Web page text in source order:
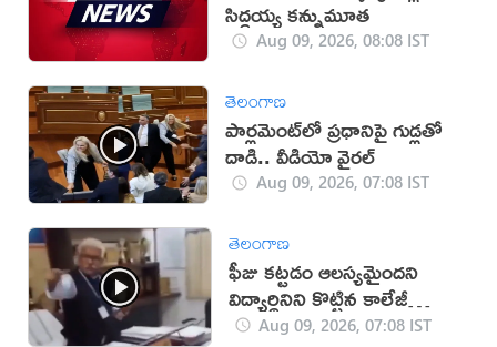
సిద్ధయ్య కన్నుమూత
Aug 09, 2026, 08:08 IST
తెలంగాణ
పార్లమెంట్‌లో ప్రధానిపై గుడ్లతో
దాడి.. వీడియో వైరల్
Aug 09, 2026, 07:08 IST
తెలంగాణ
ఫీజు కట్టడం ఆలస్యమైందని
విద్యార్థినిని కొట్టిన కాలేజీ
యాజమాన్యం!(వీడియో)
Aug 09, 2026, 07:08 IST